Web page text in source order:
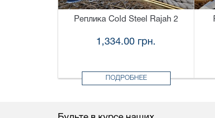
Реплика Cold Steel Rajah 2
1,334.00 грн.
ПОДРОБНЕЕ